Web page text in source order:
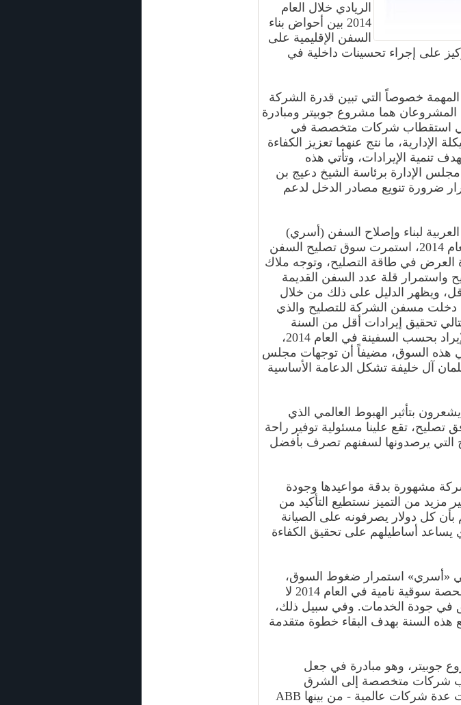
الريادي خلال العام
2014 بين أحواض بناء
السفن الإقليمية على
على إجراء تحسينات داخلية في
خصوصاً التي تبين قدرة الشركة
المشروعان هما مشروع جوبيتر ومبادرة
استقطاب شركات متخصصة في
الإدارية، ما نتج عنهما تعزيز الكفاءة
تنمية الإيرادات، وتأتي هذه
الإدارة برئاسة الشيخ دعيج بن
ضرورة تنويع مصادر الدخل لدعم
لبناء وإصلاح السفن (أسري)
نيلس كريستيان بيرج أنه خلال العام 2014، استمرت سوق تصليح السفن
في طاقة التصليح، وتوجه ملاك
واستمرار قلة عدد السفن القديمة
ويظهر الدليل على ذلك من خلال
دخلت مسفن الشركة للتصليح والذي
في العام 2013، وبالتالي تحقيق إيرادات أقل من السنة
السابقة، وهذا يشير إلى هبوط الإيراد بحسب السفينة في العام 2014،
هذه السوق، مضيفاً أن توجهات مجلس
آل خليفة تشكل الدعامة الأساسية
بتأثير الهبوط العالمي الذي
تقع علينا مسئولية توفير راحة
التي يرصدونها لسفنهم تصرف بأفضل
مشهورة بدقة مواعيدها وجودة
مزيد من التميز نستطيع التأكيد من
بأن كل دولار يصرفونه على الصيانة
يساعد أساطيلهم على تحقيق الكفاءة
«أسري» استمرار ضغوط السوق،
قررت أن أنجح وسيلة للاحتفاظ بحصة سوقية نامية في العام 2014 لا
في جودة الخدمات. وفي سبيل ذلك،
السنة بهدف البقاء خطوة متقدمة
جوبيتر، وهو مبادرة في جعل
شركات متخصصة إلى الشرق
الأوسط. وخلال العام 2014، قامت عدة شركات عالمية - من بينها ABB